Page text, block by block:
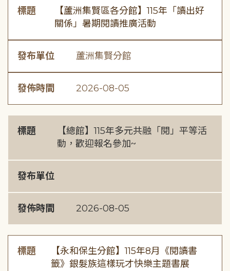
標題
【蘆洲集賢區各分館】115年「讀出好
關係」暑期閱讀推廣活動
發布單位 蘆洲集賢分館
發佈時間 2026-08-05
標題
【總館】115年多元共融「閱」平等活
動，歡迎報名參加~
發布單位
發佈時間 2026-08-05
標題
【永和保生分館】115年8月《閱讀書
籤》銀髮族這樣玩才快樂主題書展